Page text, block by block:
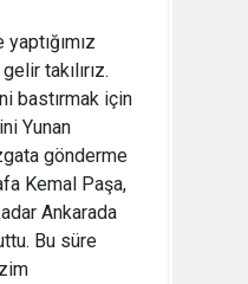
takılırız.
bastırmak için
Yunan
gönderme
Kemal Paşa,
Ankarada
Bu süre